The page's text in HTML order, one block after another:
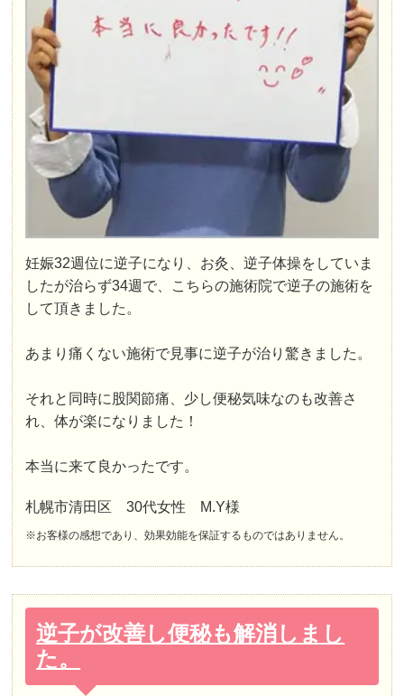
妊娠32週位に逆子になり、お灸、逆子体操をしていま
したが治らず34週で、こちらの施術院で逆子の施術を
して頂きました。
あまり痛くない施術で見事に逆子が治り驚きました。
それと同時に股関節痛、少し便秘気味なのも改善さ
れ、体が楽になりました！
本当に来て良かったです。
札幌市清田区 30代女性 M.Y様
※お客様の感想であり、効果効能を保証するものではありません。
逆子が改善し便秘も解消しまし
た。